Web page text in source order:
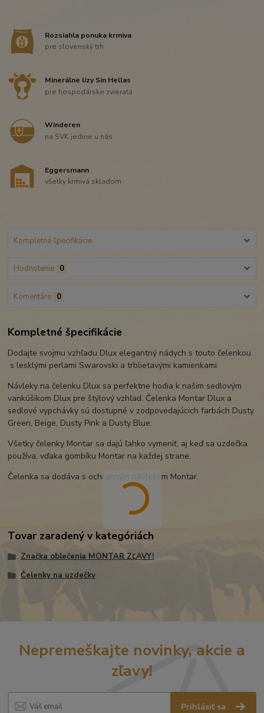
Rozsiahla ponuka krmiva
pre slovenský trh
Minerálne lizy Sin Hellas
pre hospodárske zvieratá
Winderen
na SVK jedine u nás
Eggersmann
všetky krmivá skladom
Kompletné špecifikácie
Hodnotenie 0
Komentáre 0
Kompletné špecifikácie
Dodajte svojmu vzhľadu Dlux elegantný nádych s touto čelenkou
s lesklými perlami Swarovski a trblietavými kamienkami.
Návleky na čelenku Dlux sa perfektne hodia k našim sedlovým
vankúšikom Dlux pre štýlový vzhľad. Čelenka Montar Dlux a
sedlové vypchávky sú dostupné v zodpovedajúcich farbách Dusty
Green, Beige, Dusty Pink a Dusty Blue.
Všetky čelenky Montar sa dajú ľahko vymeniť, aj keď sa uzdečka
používa, vďaka gombíku Montar na každej strane.
Čelenka sa dodáva s ochranným návlekom Montar.
Tovar zaradený v kategóriách
Značka oblečenia MONTAR ZĽAVY!
Čelenky na uzdečky
Nepremeškajte novinky, akcie a
zľavy!
Prihlásiť sa